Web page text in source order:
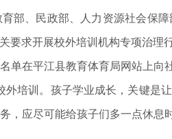
部、民政部、人力资源社会保
要求开展校外培训机构专项治
单在平江县教育体育局网站上
外培训。孩子学业成长，关键
，应尽可能给孩子们多一点休